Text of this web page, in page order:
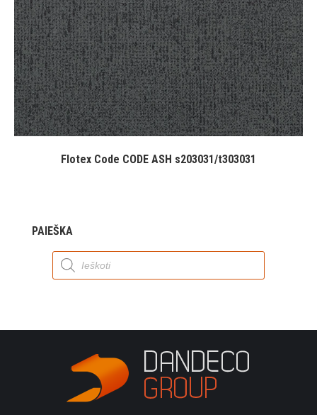
Flotex Code CODE ASH s203031/t303031
PAIEŠKA
Products
search